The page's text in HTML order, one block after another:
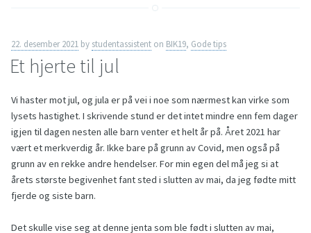
22. desember 2021 by studentassistent on BIK19, Gode tips
Et hjerte til jul
Vi haster mot jul, og jula er på vei i noe som nærmest kan virke som
lysets hastighet. I skrivende stund er det intet mindre enn fem dager
igjen til dagen nesten alle barn venter et helt år på. Året 2021 har
vært et merkverdig år. Ikke bare på grunn av Covid, men også på
grunn av en rekke andre hendelser. For min egen del må jeg si at
årets største begivenhet fant sted i slutten av mai, da jeg fødte mitt
fjerde og siste barn.
Det skulle vise seg at denne jenta som ble født i slutten av mai,